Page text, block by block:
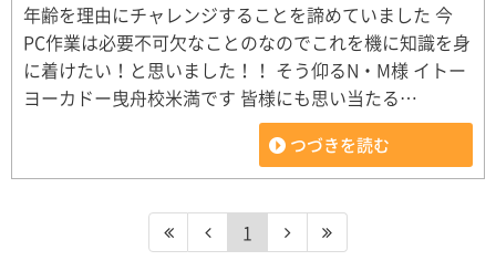
年齢を理由にチャレンジすることを諦めていました 今
PC作業は必要不可欠なことのなのでこれを機に知識を身
に着けたい！と思いました！！ そう仰るN・M様 イトー
ヨーカドー曳舟校米満です 皆様にも思い当たる…
つづきを読む
1